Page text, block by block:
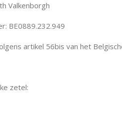
Valkenborgh
BE0889.232.949
artikel 56bis van het
zetel: